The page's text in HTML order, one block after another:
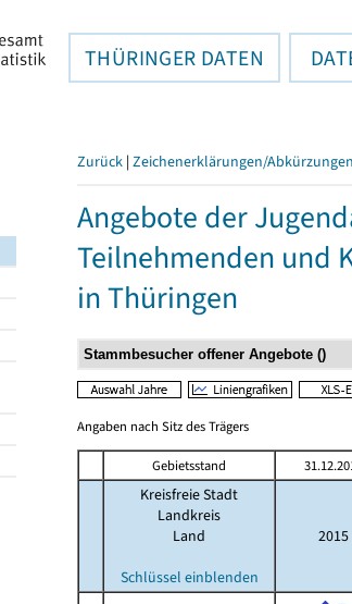
THÜRINGER DATEN
Zurück | Zeichenerklärungen/Abkürzungen
Angebote der
Teilnehmenden und
in Thüringen
Angaben nach Sitz des Trägers
Gebietsstand
Kreisfreie Stadt
Landkreis
Land
Schlüssel einblenden
2015